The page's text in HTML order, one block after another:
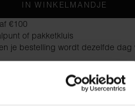
IN WINKELMANDJE
€100
of pakketkluis
je bestelling wordt dezelfde dag